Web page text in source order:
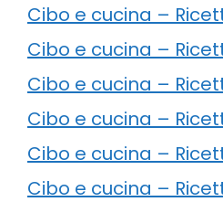
Cibo e cucina –
Cibo e cucina –
Cibo e cucina –
Cibo e cucina –
Cibo e cucina –
Cibo e cucina –